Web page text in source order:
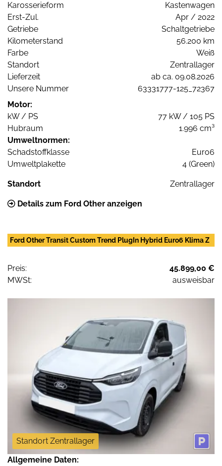
Karosserieform
Kastenwagen
Erst-Zul.
Apr / 2022
Getriebe
Schaltgetriebe
Kilometerstand
56.200 km
Farbe
Weiß
Standort
Zentrallager
Lieferzeit
ab ca. 09.08.2026
Unsere Nummer
63331777-125_72367
Motor:
kW / PS
77 kW / 105 PS
Hubraum
1.996 cm³
Umweltnormen:
Schadstoffklasse
Euro6
Umweltplakette
4 (Green)
Standort Zentrallager
Details zum Ford Other anzeigen
Ford Other Transit Custom Trend PlugIn Hybrid Euro6 Klima Z
Preis:
45.899,00 €
MWSt:
ausweisbar
Standort Zentrallager
Allgemeine Daten: